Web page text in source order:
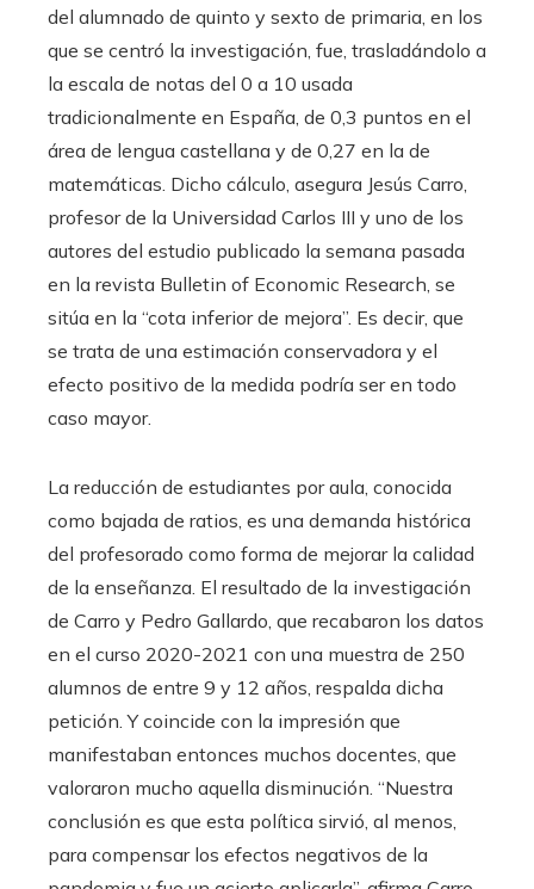
del alumnado de quinto y sexto de primaria, en los
que se centró la investigación, fue, trasladándolo a
la escala de notas del 0 a 10 usada
tradicionalmente en España, de 0,3 puntos en el
área de lengua castellana y de 0,27 en la de
matemáticas. Dicho cálculo, asegura Jesús Carro,
profesor de la Universidad Carlos III y uno de los
autores del estudio publicado la semana pasada
en la revista Bulletin of Economic Research, se
sitúa en la “cota inferior de mejora”. Es decir, que
se trata de una estimación conservadora y el
efecto positivo de la medida podría ser en todo
caso mayor.
La reducción de estudiantes por aula, conocida
como bajada de ratios, es una demanda histórica
del profesorado como forma de mejorar la calidad
de la enseñanza. El resultado de la investigación
de Carro y Pedro Gallardo, que recabaron los datos
en el curso 2020-2021 con una muestra de 250
alumnos de entre 9 y 12 años, respalda dicha
petición. Y coincide con la impresión que
manifestaban entonces muchos docentes, que
valoraron mucho aquella disminución. “Nuestra
conclusión es que esta política sirvió, al menos,
para compensar los efectos negativos de la